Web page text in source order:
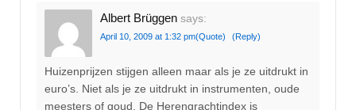
Albert Brüggen says:
April 10, 2009 at 1:32 pm(Quote) (Reply)
Huizenprijzen stijgen alleen maar als je ze uitdrukt in
euro’s. Niet als je ze uitdrukt in instrumenten, oude
meesters of goud. De Herengrachtindex is